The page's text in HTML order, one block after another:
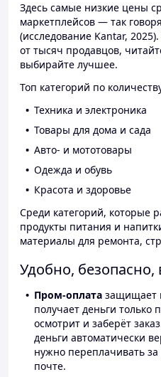
Здесь самые низкие цены
маркетплейсов — так
(исследование Kantar,
от тысяч продавцов,
выбирайте лучшее.
Топ категорий по
Техника и электроника
Товары для дома и сада
Авто- и мототовары
Одежда и обувь
Красота и здоровье
Среди категорий, которые
продукты питания и
материалы для ремонта,
Удобно,
Пром-оплата защищает
получает деньги только
осмотрит и заберёт
деньги автоматически
нужно переплачивать
почте.